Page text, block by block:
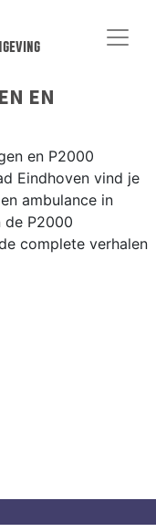
EN
en P2000
Eindhoven vind je
ambulance in
de P2000
complete verhalen